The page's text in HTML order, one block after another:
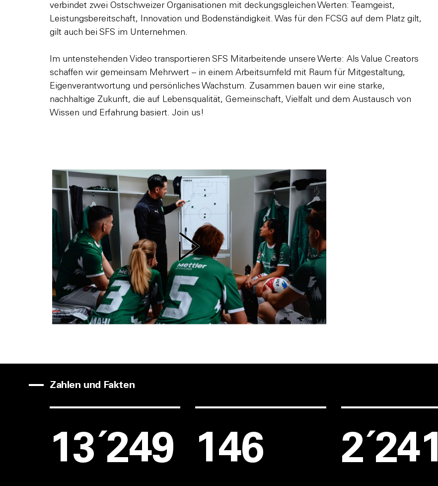
verbindet zwei Ostschweizer Organisationen mit deckungsgleichen Werten: Teamgeist,
Leistungsbereitschaft, Innovation und Bodenständigkeit. Was für den FCSG auf dem Platz gilt,
gilt auch bei SFS im Unternehmen.
Im untenstehenden Video transportieren SFS Mitarbeitende unsere Werte: Als Value Creators
schaffen wir gemeinsam Mehrwert – in einem Arbeitsumfeld mit Raum für Mitgestaltung,
Eigenverantwortung und persönliches Wachstum. Zusammen bauen wir eine starke,
nachhaltige Zukunft, die auf Lebensqualität, Gemeinschaft, Vielfalt und dem Austausch von
Wissen und Erfahrung basiert. Join us!
Zahlen und Fakten
13´600 150 2´300